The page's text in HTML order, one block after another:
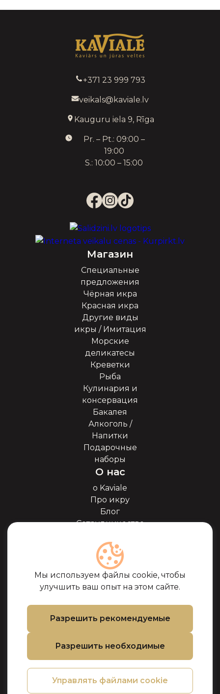
Мы используем файлы cookie, чтобы
улучшить ваш опыт на этом сайте.
Разрешить рекомендуемые
Разрешить необходимые
Управлять файлами cookie
+371 23 999 793
veikals@kaviale.lv
Kauguru iela 9, Rīga
Pr. – Pt.: 09:00 –
19:00
S.: 10:00 – 15:00
Магазин
Специальные
предложения
Чёрная икра
Красная икра
Другие виды
икры / Имитация
Морские
деликатесы
Креветки
Рыба
Кулинария и
консервация
Бакалея
Алкоголь /
Напитки
Подарочные
наборы
О нас
о Kaviale
Про икру
Блог
Сотрудничество
Сертификаты
Часто задоваемые
вопросы
Поддержка
Политика
файлов cookie
Политика
конфиденциальности
Политика